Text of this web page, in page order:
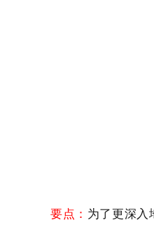
要点： 为了更深入